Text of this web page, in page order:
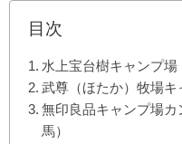
目次
水上宝台樹キャンプ場
武尊（ほたか）牧場キ
無印良品キャンプ場
馬）